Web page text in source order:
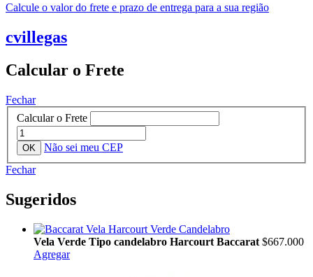
Calcule o valor do frete e prazo de entrega para a sua região
cvillegas
Calcular o Frete
Fechar
Calcular o Frete
Não sei meu CEP
Fechar
Sugeridos
Vela Verde Tipo candelabro Harcourt Baccarat $667.000
Agregar